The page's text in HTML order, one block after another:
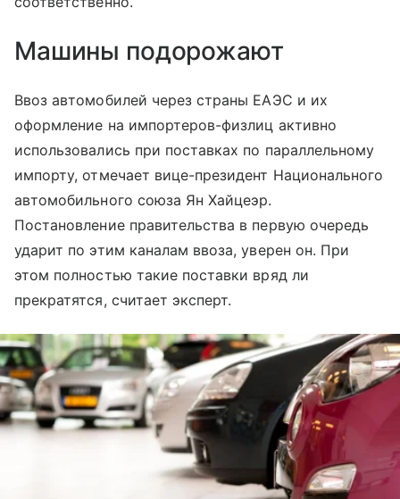
Машины подорожают
Ввоз автомобилей через страны EAЭС и их
оформление на импортеров-физлиц активно
использовались при поставках по параллельному
импорту, отмечает вице-президент Национального
автомобильного союза Ян Хайцеэр.
Постановление правительства в первую очередь
ударит по этим каналам ввоза, уверен он. При
этом полностью такие поставки вряд ли
прекратятся, считает эксперт.